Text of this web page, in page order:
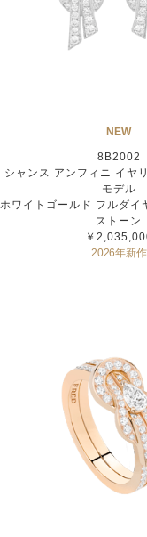
NEW
8B2002
シャンス アンフィニ イヤ
モデル
ホワイトゴールド フルダイ
ストーン
￥
2026年新作